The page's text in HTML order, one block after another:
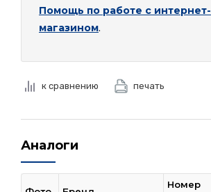
Помощь по работе с интернет-
магазином.
к сравнению печать
Аналоги
Номер